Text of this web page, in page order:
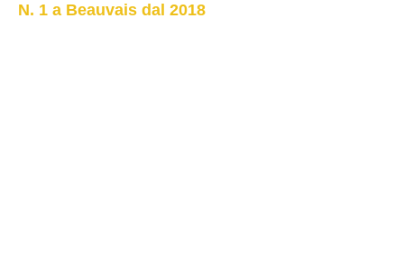
N. 1 a Beauvais dal 2018